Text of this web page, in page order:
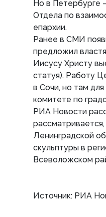
Но в Петербурге
Отдела по
епархии.
Ранее в СМИ
предложил
Иисусу Христу
статуя). Работу
в Сочи, но там
комитете по
РИА Новости
Ленинградской
скульптуры в
Всеволожском
Источник: РИА